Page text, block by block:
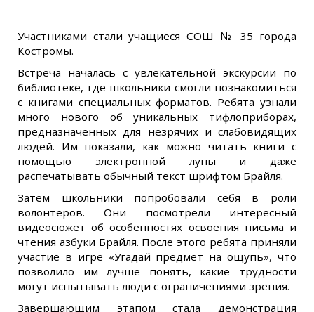
Участниками стали учащиеся СОШ № 35 города
Костромы.
Встреча началась с увлекательной экскурсии по
библиотеке, где школьники смогли познакомиться
с книгами специальных форматов. Ребята узнали
много нового об уникальных тифлоприборах,
предназначенных для незрячих и слабовидящих
людей. Им показали, как можно читать книги с
помощью электронной лупы и даже
распечатывать обычный текст шрифтом Брайля.
Затем школьники попробовали себя в роли
волонтеров. Они посмотрели интересный
видеосюжет об особенностях освоения письма и
чтения азбуки Брайля. После этого ребята приняли
участие в игре «Угадай предмет на ощупь», что
позволило им лучше понять, какие трудности
могут испытывать люди с ограничениями зрения.
Завершающим этапом стала демонстрация